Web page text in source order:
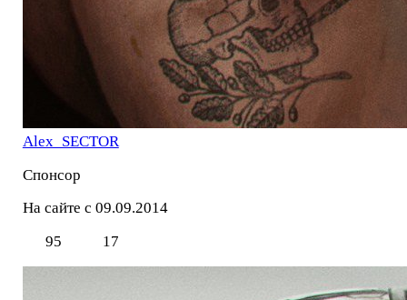
Alex_SECTOR
Спонсор
На сайте с 09.09.2014
95
17